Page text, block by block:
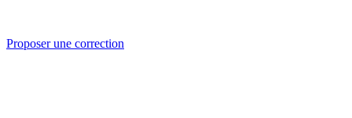
Proposer une correction